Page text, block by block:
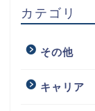
カテゴリ
その他
キャリア